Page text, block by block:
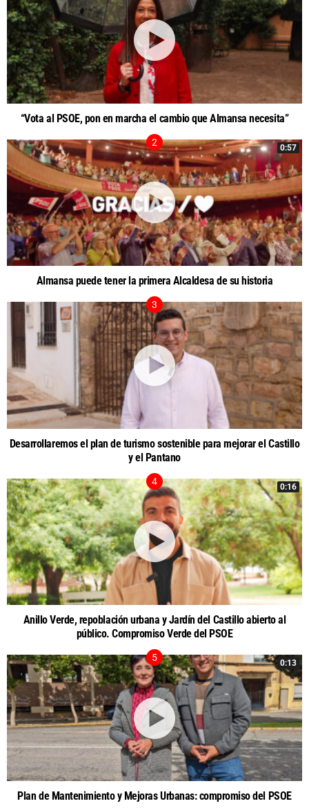
“Vota al PSOE, pon en marcha el cambio que Almansa necesita”
0:57
Almansa puede tener la primera Alcaldesa de su historia
Desarrollaremos el plan de turismo sostenible para mejorar el Castillo
y el Pantano
0:16
Anillo Verde, repoblación urbana y Jardín del Castillo abierto al
público. Compromiso Verde del PSOE
0:13
Plan de Mantenimiento y Mejoras Urbanas: compromiso del PSOE